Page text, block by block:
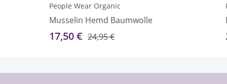
People Wear Organic
Musselin Hemd Baumwolle
17,50 € 24,95 €